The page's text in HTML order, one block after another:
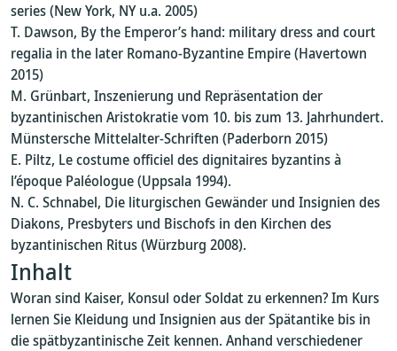
series (New York, NY u.a. 2005)
T. Dawson, By the Emperor’s hand: military dress and court
regalia in the later Romano-Byzantine Empire (Havertown
2015)
M. Grünbart, Inszenierung und Repräsentation der
byzantinischen Aristokratie vom 10. bis zum 13. Jahrhundert.
Münstersche Mittelalter-Schriften (Paderborn 2015)
E. Piltz, Le costume officiel des dignitaires byzantins à
l’époque Paléologue (Uppsala 1994).
N. C. Schnabel, Die liturgischen Gewänder und Insignien des
Diakons, Presbyters und Bischofs in den Kirchen des
byzantinischen Ritus (Würzburg 2008).
Inhalt
Woran sind Kaiser, Konsul oder Soldat zu erkennen? Im Kurs
lernen Sie Kleidung und Insignien aus der Spätantike bis in
die spätbyzantinische Zeit kennen. Anhand verschiedener